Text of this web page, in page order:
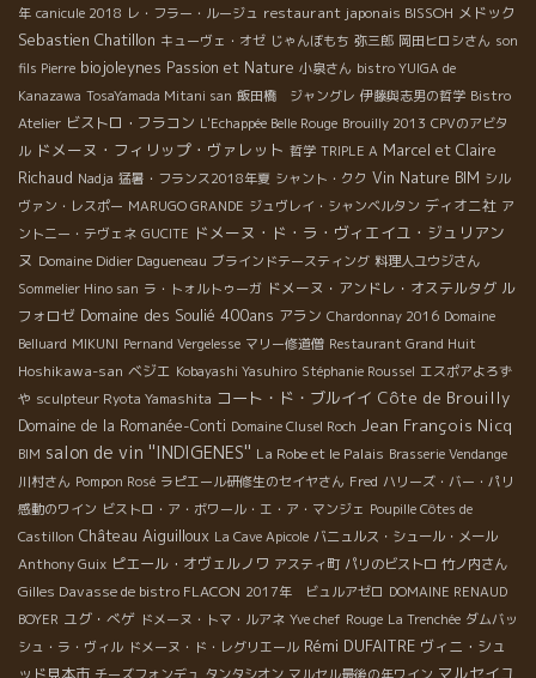
年 canicule 2018 レ・フラー・ルージュ restaurant japonais BISSOH メドック
Sebastien Chatillon キューヴェ・オゼ じゃんぼもち 弥三郎 岡田ヒロシさん son
fils Pierre biojoleynes Passion et Nature 小泉さん bistro YUIGA de
Kanazawa TosaYamada Mitani san 飯田橋 ジャングレ 伊藤與志男の哲学 Bistro
Atelier ビストロ・フラコン L'Echappée Belle Rouge Brouilly 2013 CPVのアビタ
ル ドメーヌ・フィリップ・ヴァレット 哲学 TRIPLE A Marcel et Claire
Richaud Nadja 猛暑・フランス2018年夏 シャント・クク Vin Nature BIM シル
ヴァン・レスポー MARUGO GRANDE ジュヴレイ・シャンベルタン ディオニ社 ア
ントニー・テヴェネ GUCITE ドメーヌ・ド・ラ・ヴィエイユ・ジュリアン
ヌ Domaine Didier Dagueneau ブラインドテースティング 料理人ユウジさん
Sommelier Hino san ラ・トォルトゥーガ ドメーヌ・アンドレ・オステルタグ ル
フォロゼ Domaine des Soulié 400ans アラン Chardonnay 2016 Domaine
Belluard MIKUNI Pernand Vergelesse マリー修道僧 Restaurant Grand Huit
Hoshikawa-san ベジエ Kobayashi Yasuhiro Stéphanie Roussel エスポアよろず
や sculpteur Ryota Yamashita コート・ド・ブルイイ Côte de Brouilly
Domaine de la Romanée-Conti Domaine Clusel Roch Jean François Nicq
BIM salon de vin ''INDIGENES'' La Robe et le Palais Brasserie Vendange
川村さん Pompon Rosé ラピエール研修生のセイヤさん Fred ハリーズ・バー・パリ
感動のワイン ビストロ・ア・ボワール・エ・ア・マンジェ Poupille Côtes de
Castillon Château Aiguilloux La Cave Apicole バニュルス・シュール・メール
Anthony Guix ピエール・オヴェルノワ アスティ町 パリのビストロ 竹ノ内さん
Gilles Davasse de bistro FLACON 2017年 ビュルアゼロ DOMAINE RENAUD
BOYER ユグ・べゲ ドメーヌ・トマ・ルアネ Yve chef Rouge La Trenchée ダムバッ
シュ・ラ・ヴィル ドメーヌ・ド・レグリエール Rémi DUFAITRE ヴィニ・シュ
ッド見本市
マルセイユ